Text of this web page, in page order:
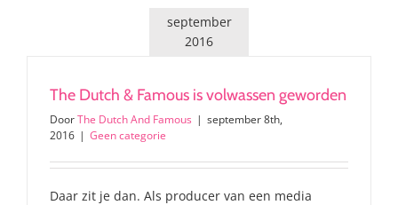
september
2016
The Dutch & Famous is volwassen geworden
DoorThe Dutch And Famous | september 8th,
2016 | Geen categorie
Daar zit je dan. Als producer van een media